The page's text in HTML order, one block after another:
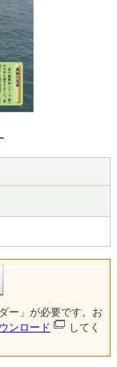
ー」が必要です。お
ンロード
してく